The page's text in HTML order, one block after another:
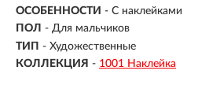
ОСОБЕННОСТИ - С наклейками
ПОЛ - Для мальчиков
ТИП - Художественные
КОЛЛЕКЦИЯ - 1001 Наклейка